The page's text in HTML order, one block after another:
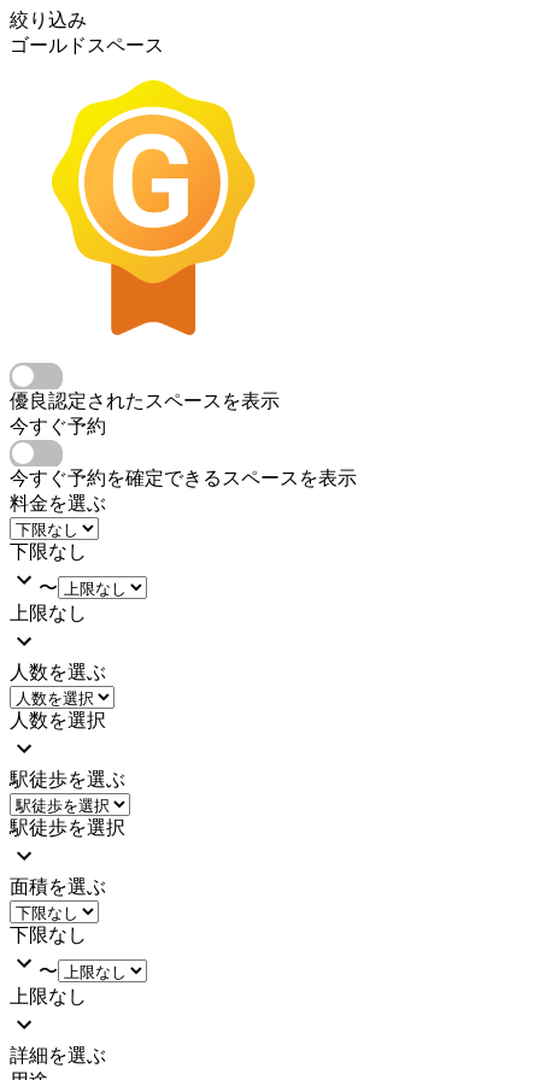
絞り込み
ゴールドスペース
優良認定されたスペースを表示
今すぐ予約
今すぐ予約を確定できるスペースを表示
料金を選ぶ
下限なし
〜
上限なし
人数を選ぶ
人数を選択
駅徒歩を選ぶ
駅徒歩を選択
面積を選ぶ
下限なし
〜
上限なし
詳細を選ぶ